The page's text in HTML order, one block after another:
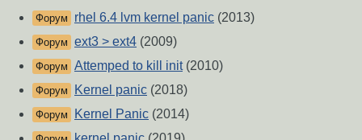
Форум rhel 6.4 lvm kernel panic (2013)
Форум ext3 > ext4 (2009)
Форум Attemped to kill init(2010)
Форум Kernel panic (2018)
Форум Kernel Panic (2014)